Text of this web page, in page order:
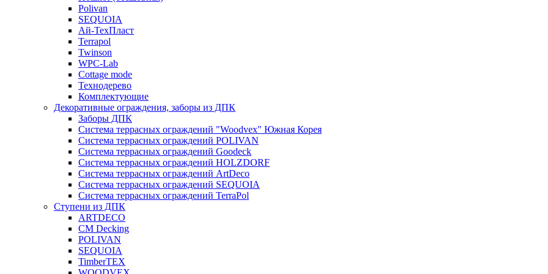
Polivan
SEQUOIA
Ай-ТехПласт
Terrapol
Twinson
WPC-Lab
Cottage mode
Технодерево
Комплектующие
Декоративные ограждения, заборы из ДПК
Заборы ДПК
Система террасных ограждений "Woodvex" Южная Корея
Система террасных ограждений POLIVAN
Система террасных ограждений Goodeck
Система террасных ограждений HOLZDORF
Система террасных ограждений ArtDeco
Система террасных ограждений SEQUOIA
Система террасных ограждений TerraPol
Ступени из ДПК
ARTDECO
CM Decking
POLIVAN
SEQUOIA
TimberTEX